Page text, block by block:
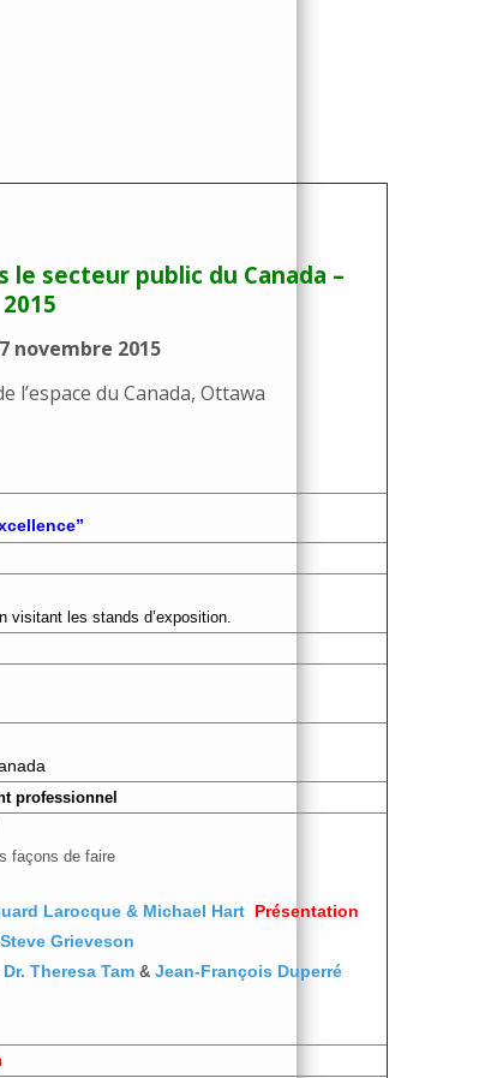
le secteur public du Canada –
2015
novembre 2015
l’espace du Canada, Ottawa
les stands d’exposition.
professionnel
façons de faire
Larocque & Michael Hart
Présentation
Steve Grieveson
Dr. Theresa Tam & Jean-François Duperré